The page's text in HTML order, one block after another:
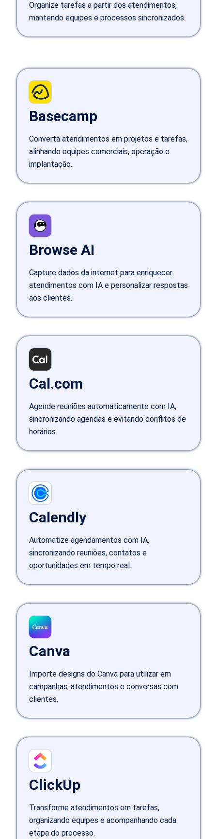
Organize tarefas a partir dos atendimentos,
mantendo equipes e processos sincronizados.
Basecamp
Converta atendimentos em projetos e tarefas,
alinhando equipes comerciais, operação e
implantação.
Browse AI
Capture dados da internet para enriquecer
atendimentos com IA e personalizar respostas
aos clientes.
Cal.com
Agende reuniões automaticamente com IA,
sincronizando agendas e evitando conflitos de
horários.
Calendly
Automatize agendamentos com IA,
sincronizando reuniões, contatos e
oportunidades em tempo real.
Canva
Importe designs do Canva para utilizar em
campanhas, atendimentos e conversas com
clientes.
ClickUp
Transforme atendimentos em tarefas,
organizando equipes e acompanhando cada
etapa do processo.